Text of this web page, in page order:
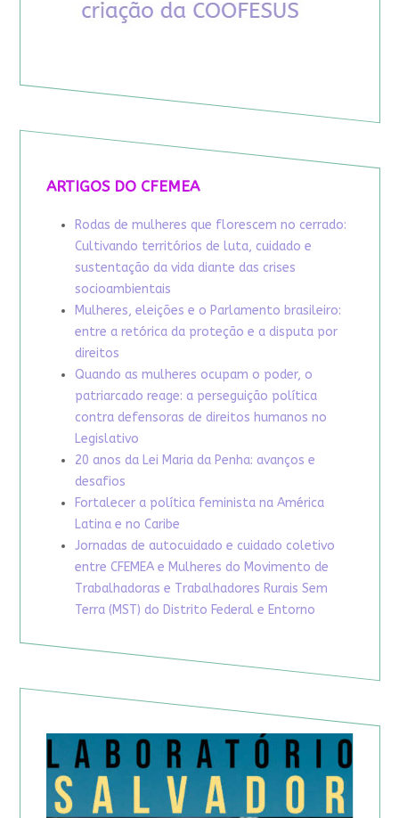
ARTIGOS DO CFEMEA
Rodas de mulheres que florescem no cerrado:
Cultivando territórios de luta, cuidado e
sustentação da vida diante das crises
socioambientais
Mulheres, eleições e o Parlamento brasileiro:
entre a retórica da proteção e a disputa por
direitos
Quando as mulheres ocupam o poder, o
patriarcado reage: a perseguição política
contra defensoras de direitos humanos no
Legislativo
20 anos da Lei Maria da Penha: avanços e
desafios
Fortalecer a política feminista na América
Latina e no Caribe
Jornadas de autocuidado e cuidado coletivo
entre CFEMEA e Mulheres do Movimento de
Trabalhadoras e Trabalhadores Rurais Sem
Terra (MST) do Distrito Federal e Entorno